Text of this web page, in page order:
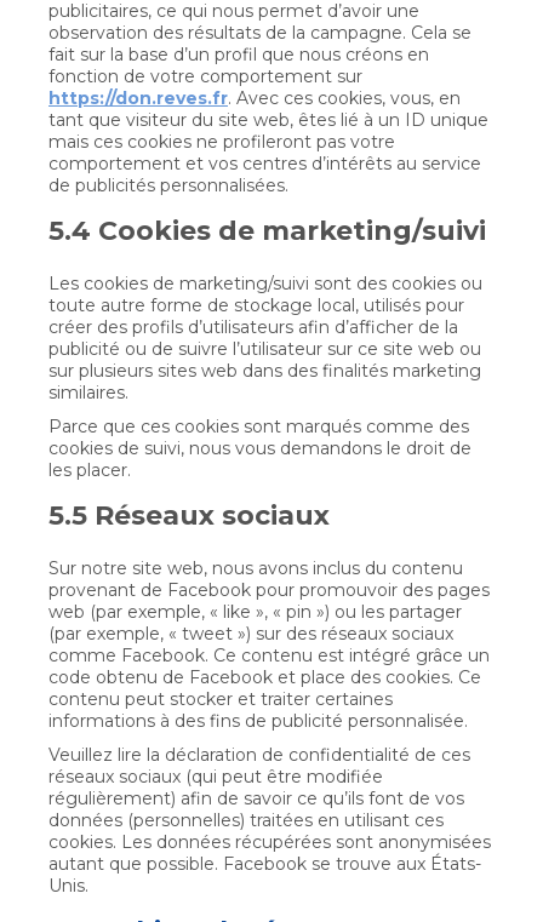
publicitaires, ce qui nous permet d’avoir une
observation des résultats de la campagne. Cela se
fait sur la base d’un profil que nous créons en
fonction de votre comportement sur
https://don.reves.fr. Avec ces cookies, vous, en
tant que visiteur du site web, êtes lié à un ID unique
mais ces cookies ne profileront pas votre
comportement et vos centres d’intérêts au service
de publicités personnalisées.
5.4 Cookies de marketing/suivi
Les cookies de marketing/suivi sont des cookies ou
toute autre forme de stockage local, utilisés pour
créer des profils d’utilisateurs afin d’afficher de la
publicité ou de suivre l’utilisateur sur ce site web ou
sur plusieurs sites web dans des finalités marketing
similaires.
Parce que ces cookies sont marqués comme des
cookies de suivi, nous vous demandons le droit de
les placer.
5.5 Réseaux sociaux
Sur notre site web, nous avons inclus du contenu
provenant de Facebook pour promouvoir des pages
web (par exemple, « like », « pin ») ou les partager
(par exemple, « tweet ») sur des réseaux sociaux
comme Facebook. Ce contenu est intégré grâce un
code obtenu de Facebook et place des cookies. Ce
contenu peut stocker et traiter certaines
informations à des fins de publicité personnalisée.
Veuillez lire la déclaration de confidentialité de ces
réseaux sociaux (qui peut être modifiée
régulièrement) afin de savoir ce qu’ils font de vos
données (personnelles) traitées en utilisant ces
cookies. Les données récupérées sont anonymisées
autant que possible. Facebook se trouve aux États-
Unis.